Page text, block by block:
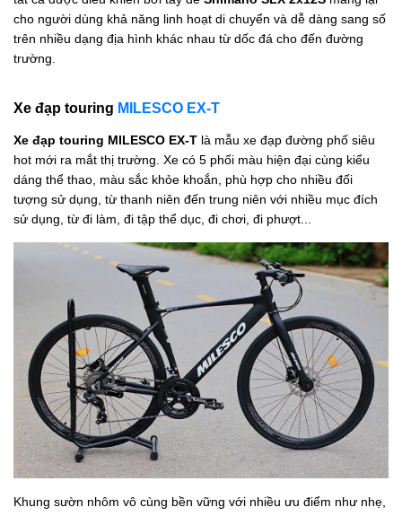
cho người dùng khả năng linh hoạt di chuyển và dễ dàng sang số
trên nhiều dạng địa hình khác nhau từ dốc đá cho đến đường
trường.
Xe đạp touring MILESCO EX-T
Xe đạp touring MILESCO EX-T là mẫu xe đạp đường phố siêu
hot mới ra mắt thị trường. Xe có 5 phối màu hiện đại cùng kiểu
dáng thể thao, màu sắc khỏe khoắn, phù hợp cho nhiều đối
tượng sử dụng, từ thanh niên đến trung niên với nhiều mục đích
sử dụng, từ đi làm, đi tập thể dục, đi chơi, đi phượt...
Khung sườn nhôm vô cùng bền vững với nhiều ưu điểm như nhẹ,